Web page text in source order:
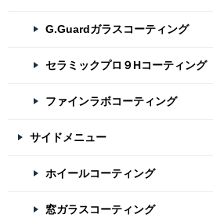
G.Guardガラスコーティング
セラミックプロ９Hコーティング
ファインラボコーティング
サイドメニュー
ホイールコーティング
窓ガラスコーティング